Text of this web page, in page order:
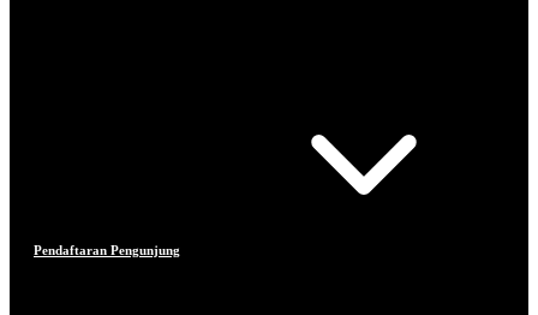
Pendaftaran Pengunjung